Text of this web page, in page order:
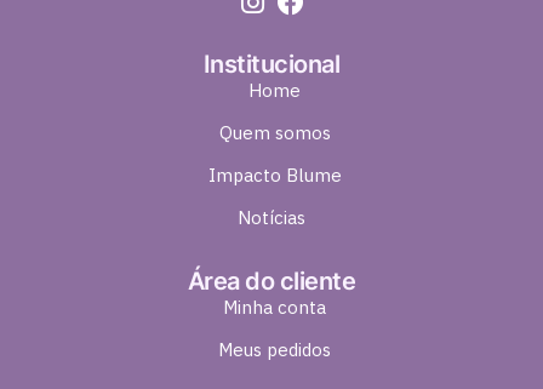
Institucional
Home
Quem somos
Impacto Blume
Notícias
Área do cliente
Minha conta
Meus pedidos